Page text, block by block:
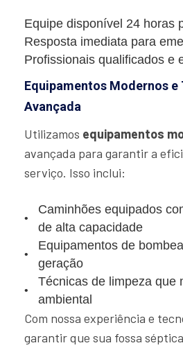
Equipe disponível 24 horas
Resposta imediata para
Profissionais qualificados e
Equipamentos Modernos
Avançada
Utilizamos equipamentos
avançada para garantir a
serviço. Isso inclui:
Caminhões equipados
de alta capacidade
Equipamentos de
geração
Técnicas de limpeza que
ambiental
Com nossa experiência e
garantir que sua fossa